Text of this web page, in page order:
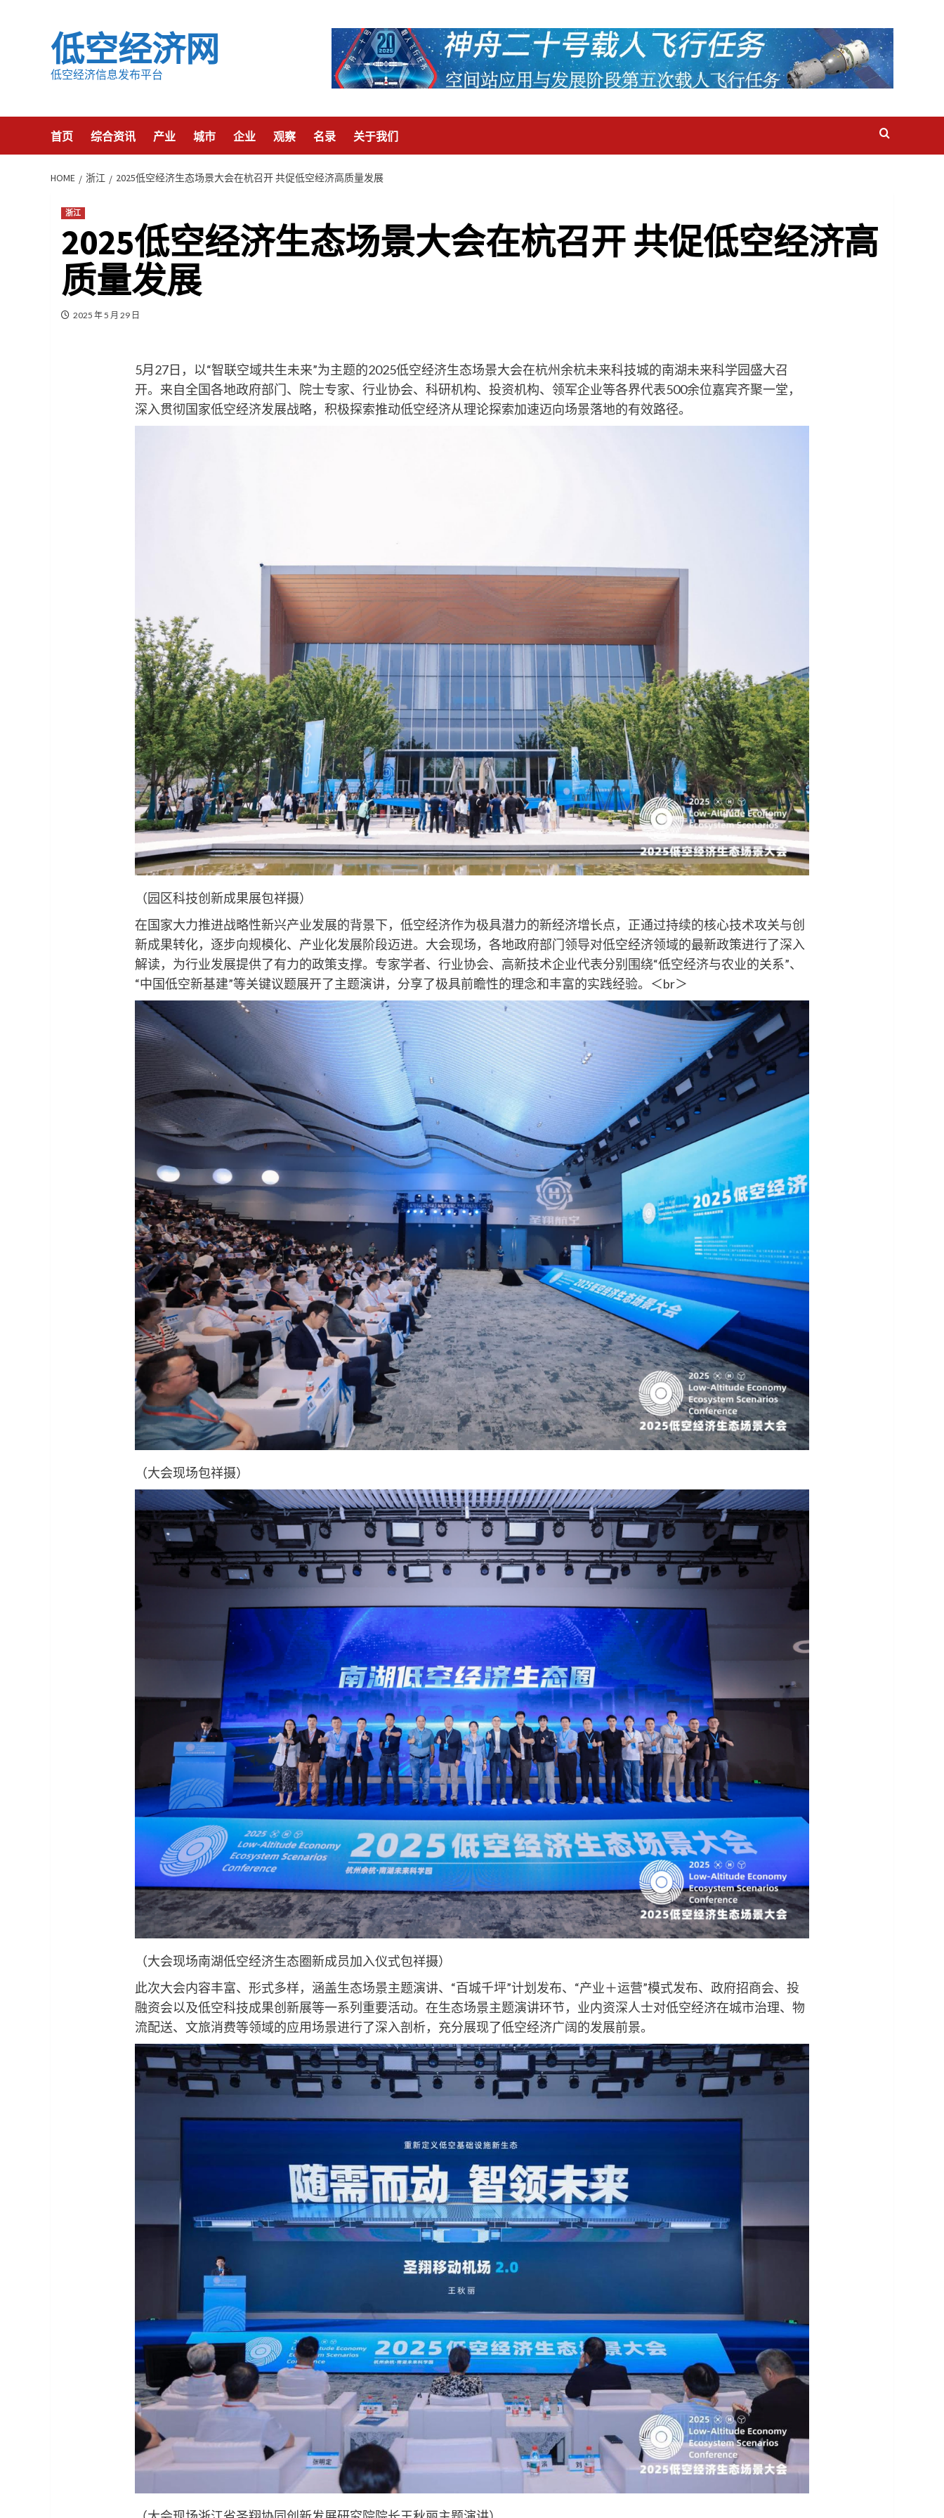
低空经济网
低空经济信息发布平台
首页 综合资讯 产业 城市 企业 观察 名录 关于我们
HOME 浙江 2025低空经济生态场景大会在杭召开 共促低空经济高质量发展
浙江
2025低空经济生态场景大会在杭召开 共促低空经济高
质量发展
2025 年 5 月 29 日
5月27日，以“智联空域共生未来”为主题的2025低空经济生态场景大会在杭州余杭未来科技城的南湖未来科学园盛大召
开。来自全国各地政府部门、院士专家、行业协会、科研机构、投资机构、领军企业等各界代表500余位嘉宾齐聚一堂，
深入贯彻国家低空经济发展战略，积极探索推动低空经济从理论探索加速迈向场景落地的有效路径。
（园区科技创新成果展包祥摄）
在国家大力推进战略性新兴产业发展的背景下，低空经济作为极具潜力的新经济增长点，正通过持续的核心技术攻关与创
新成果转化，逐步向规模化、产业化发展阶段迈进。大会现场，各地政府部门领导对低空经济领域的最新政策进行了深入
解读，为行业发展提供了有力的政策支撑。专家学者、行业协会、高新技术企业代表分别围绕“低空经济与农业的关系”、
“中国低空新基建”等关键议题展开了主题演讲，分享了极具前瞻性的理念和丰富的实践经验。＜br＞
（大会现场包祥摄）
（大会现场南湖低空经济生态圈新成员加入仪式包祥摄）
此次大会内容丰富、形式多样，涵盖生态场景主题演讲、“百城千坪”计划发布、“产业＋运营”模式发布、政府招商会、投
融资会以及低空科技成果创新展等一系列重要活动。在生态场景主题演讲环节，业内资深人士对低空经济在城市治理、物
流配送、文旅消费等领域的应用场景进行了深入剖析，充分展现了低空经济广阔的发展前景。